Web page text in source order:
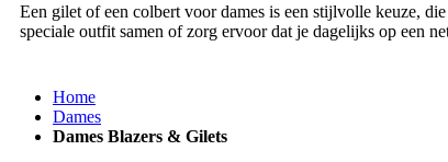
Een gilet of een colbert voor dames is een stijlvolle keuze,
speciale outfit samen of zorg ervoor dat je dagelijks op een
Home
Dames
Dames Blazers & Gilets